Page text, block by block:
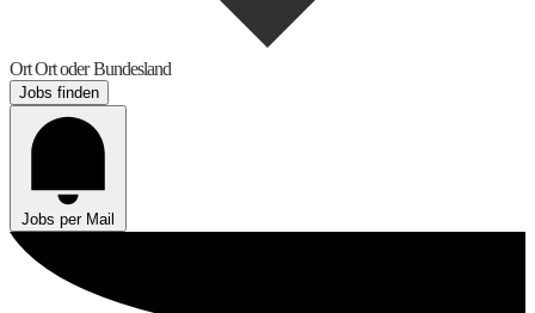
OrtOrt oder Bundesland
Jobs finden
Jobs per Mail